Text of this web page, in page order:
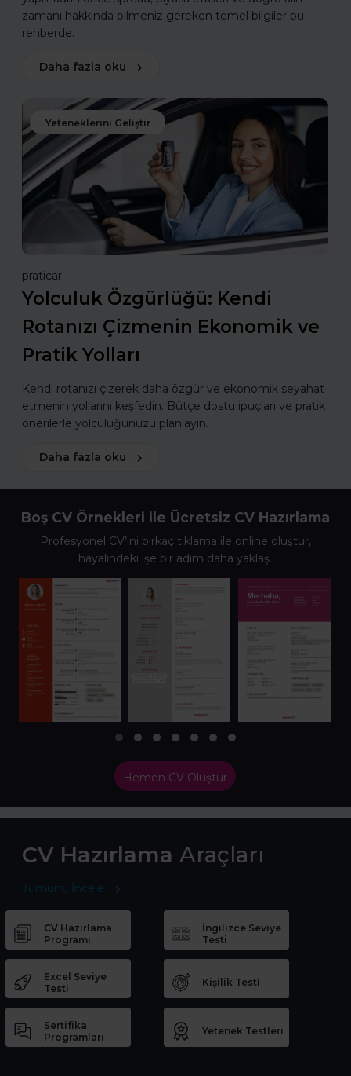
zamanı hakkında bilmeniz gereken temel bilgiler bu
rehberde.
Daha fazla oku
Yeteneklerini Geliştir
praticar
Yolculuk Özgürlüğü: Kendi
Rotanızı Çizmenin Ekonomik ve
Pratik Yolları
Kendi rotanızı çizerek daha özgür ve ekonomik seyahat
etmenin yollarını keşfedin. Bütçe dostu ipuçları ve pratik
önerilerle yolculuğunuzu planlayın.
Daha fazla oku
Boş CV Örnekleri ile Ücretsiz CV Hazırlama
Profesyonel CV’ini birkaç tıklama ile online oluştur,
hayalindeki işe bir adım daha yaklaş.
Hemen CV Oluştur
CV Hazırlama Araçları
Tümünü İncele
CV Hazırlama
Programı
İngilizce Seviye
Testi
Excel Seviye
Testi
Kişilik Testi
Sertifika
Programları
Yetenek Testleri